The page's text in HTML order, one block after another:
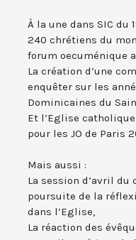
À la une dans SIC du
240 chrétiens du
forum oecuménique
La création d’une
enquêter sur les
Dominicaines du
Et l’Eglise
pour les JO de Paris
Mais aussi :
La session d’avril du
poursuite de la
dans l’Eglise,
La réaction des